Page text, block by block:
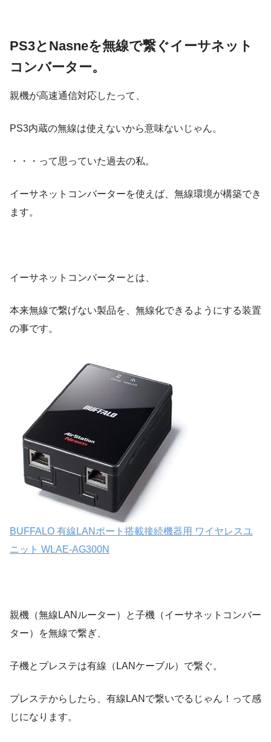
PS3とNasneを無線で繋ぐイーサネット
コンバーター。
親機が高速通信対応したって、
PS3内蔵の無線は使えないから意味ないじゃん。
・・・って思っていた過去の私。
イーサネットコンバーターを使えば、無線環境が構築でき
ます。
イーサネットコンバーターとは、
本来無線で繋げない製品を、無線化できるようにする装置
の事です。
BUFFALO 有線LANポート搭載接続機器用 ワイヤレスユ
ニット WLAE-AG300N
親機（無線LANルーター）と子機（イーサネットコンバー
ター）を無線で繋ぎ、
子機とプレステは有線（LANケーブル）で繋ぐ。
プレステからしたら、有線LANで繋いでるじゃん！って感
じになります。